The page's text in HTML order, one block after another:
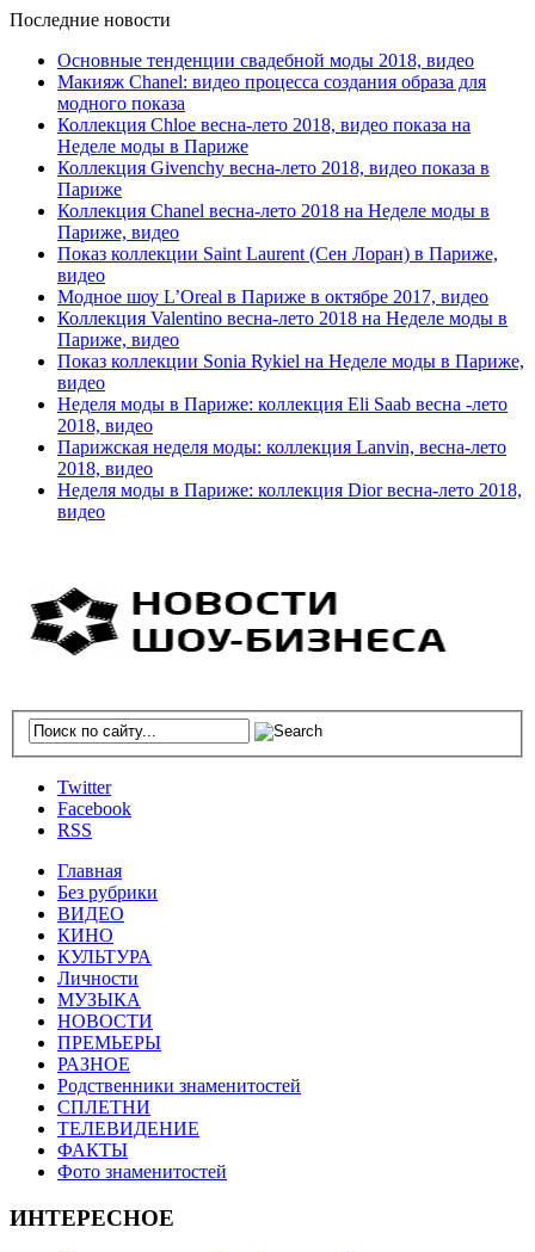
Последние новости
Основные тенденции свадебной моды 2018, видео
Макияж Chanel: видео процесса создания образа для
модного показа
Коллекция Chloe весна-лето 2018, видео показа на
Неделе моды в Париже
Коллекция Givenchy весна-лето 2018, видео показа в
Париже
Коллекция Chanel весна-лето 2018 на Неделе моды в
Париже, видео
Показ коллекции Saint Laurent (Сен Лоран) в Париже,
видео
Модное шоу L’Oreal в Париже в октябре 2017, видео
Коллекция Valentino весна-лето 2018 на Неделе моды в
Париже, видео
Показ коллекции Sonia Rykiel на Неделе моды в Париже,
видео
Неделя моды в Париже: коллекция Eli Saab весна -лето
2018, видео
Парижская неделя моды: коллекция Lanvin, весна-лето
2018, видео
Неделя моды в Париже: коллекция Dior весна-лето 2018,
видео
Twitter
Facebook
RSS
Главная
Без рубрики
ВИДЕО
КИНО
КУЛЬТУРА
Личности
МУЗЫКА
НОВОСТИ
ПРЕМЬЕРЫ
РАЗНОЕ
Родственники знаменитостей
СПЛЕТНИ
ТЕЛЕВИДЕНИЕ
ФАКТЫ
Фото знаменитостей
ИНТЕРЕСНОЕ